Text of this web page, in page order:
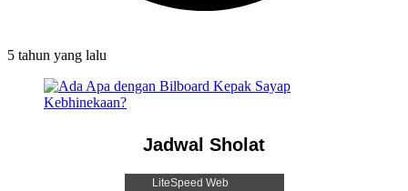
5 tahun yang lalu
Jadwal Sholat